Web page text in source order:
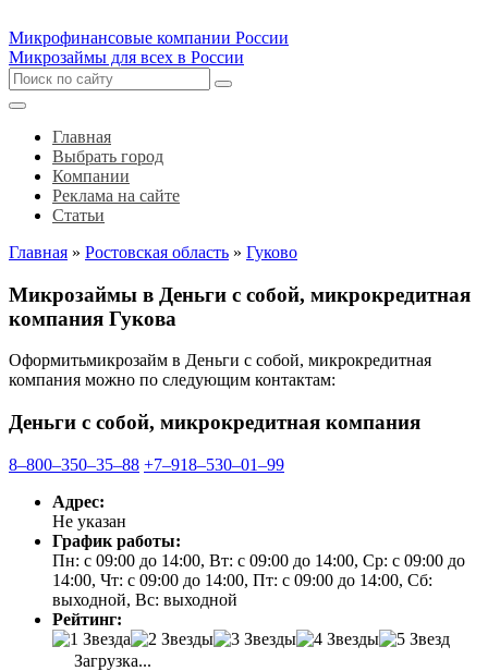
Микрофинансовые компании России
Микрозаймы для всех в России
Главная
Выбрать город
Компании
Реклама на сайте
Статьи
Главная » Ростовская область » Гуково
Микрозаймы в Деньги с собой, микрокредитная
компания Гукова
Оформитьмикрозайм в Деньги с собой, микрокредитная
компания можно по следующим контактам:
Деньги с собой, микрокредитная компания
8‒800‒350‒35‒88 +7‒918‒530‒01‒99
Адрес:
Не указан
График работы:
Пн: с 09:00 до 14:00, Вт: с 09:00 до 14:00, Ср: с 09:00 до
14:00, Чт: с 09:00 до 14:00, Пт: с 09:00 до 14:00, Сб:
выходной, Вс: выходной
Рейтинг:
Загрузка...